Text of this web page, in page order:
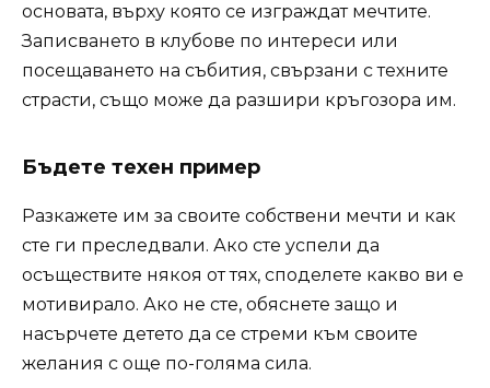
основата, върху която се изграждат мечтите.
Записването в клубове по интереси или
посещаването на събития, свързани с техните
страсти, също може да разшири кръгозора им.
Бъдете техен пример
Разкажете им за своите собствени мечти и как
сте ги преследвали. Ако сте успели да
осъществите някоя от тях, споделете какво ви е
мотивирало. Ако не сте, обяснете защо и
насърчете детето да се стреми към своите
желания с още по-голяма сила.